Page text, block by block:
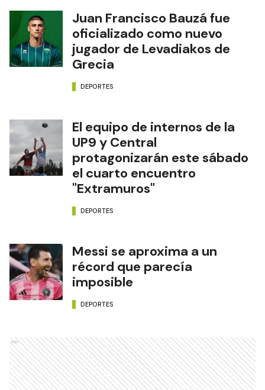
Juan Francisco Bauzá fue
oficializado como nuevo
jugador de Levadiakos de
Grecia
DEPORTES
El equipo de internos de la
UP9 y Central
protagonizarán este sábado
el cuarto encuentro
"Extramuros"
DEPORTES
Messi se aproxima a un
récord que parecía
imposible
DEPORTES
Ads